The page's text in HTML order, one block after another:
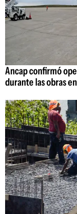
Ancap confirmó
durante las obras